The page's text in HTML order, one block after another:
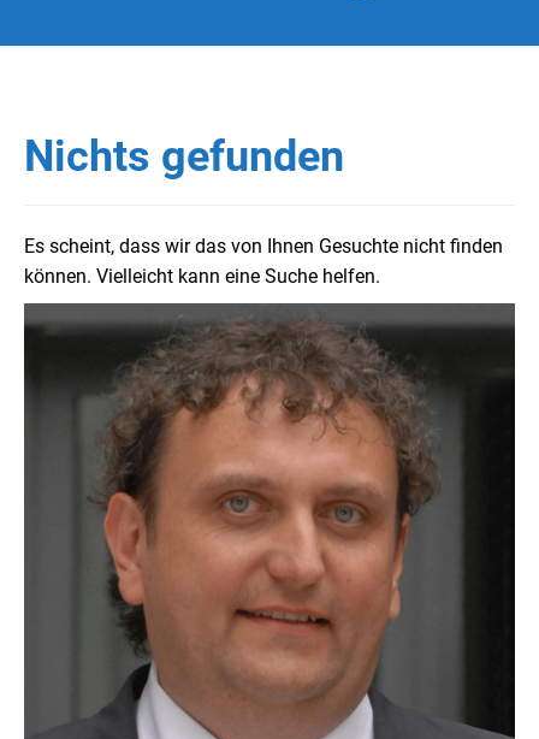
Nichts gefunden
Es scheint, dass wir das von Ihnen Gesuchte nicht finden
können. Vielleicht kann eine Suche helfen.